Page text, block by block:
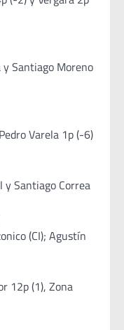
y Santiago Moreno
Varela 1p (-6)
y Santiago Correa
(CI); Agustín
12p (1), Zona